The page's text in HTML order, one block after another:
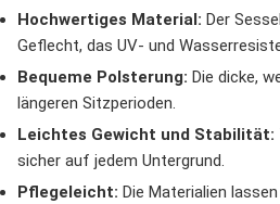
Hochwertiges Material: Der
Geflecht, das UV- und
Bequeme Polsterung: Die dicke,
längeren Sitzperioden.
Leichtes Gewicht und Stabilität:
sicher auf jedem Untergrund.
Pflegeleicht: Die Materialien